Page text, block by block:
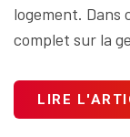
logement. Dans
complet sur la
LIRE